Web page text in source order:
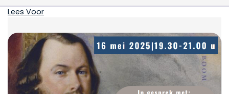
Workshop In gesprek
Lees Voor